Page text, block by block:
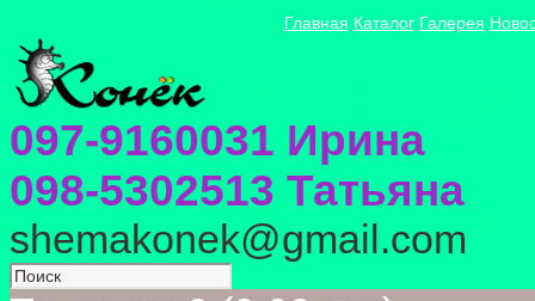
Главная Каталог Галерея
097-9160031 Ирина
098-5302513 Татьяна
shemakonek@gmail.com